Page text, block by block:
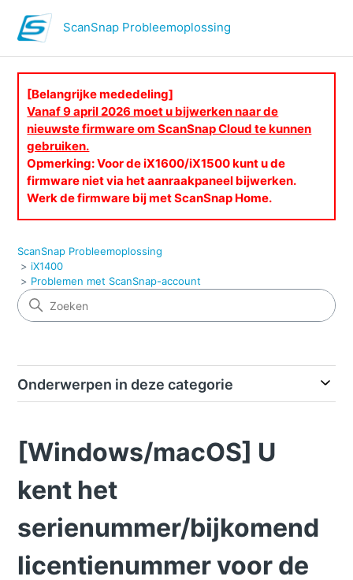
ScanSnap Probleemoplossing
[Belangrijke mededeling]
Vanaf 9 april 2026 moet u bijwerken naar de
nieuwste firmware om ScanSnap Cloud te kunnen
gebruiken.
Opmerking: Voor de iX1600/iX1500 kunt u de
firmware niet via het aanraakpaneel bijwerken.
Werk de firmware bij met ScanSnap Home.
ScanSnap Probleemoplossing
iX1400
Problemen met ScanSnap-account
Onderwerpen in deze categorie
[Windows/macOS] U
kent het
serienummer/bijkomend
licentienummer voor de